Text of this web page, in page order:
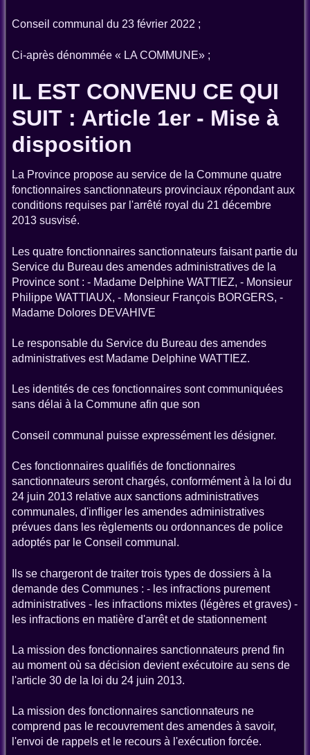
Conseil communal du 23 février 2022 ;
Ci-après dénommée « LA COMMUNE» ;
IL EST CONVENU CE QUI
SUIT : Article 1er - Mise à
disposition
La Province propose au service de la Commune quatre
fonctionnaires sanctionnateurs provinciaux répondant aux
conditions requises par l'arrêté royal du 21 décembre
2013 susvisé.
Les quatre fonctionnaires sanctionnateurs faisant partie du
Service du Bureau des amendes administratives de la
Province sont : - Madame Delphine WATTIEZ, - Monsieur
Philippe WATTIAUX, - Monsieur François BORGERS, -
Madame Dolores DEVAHIVE
Le responsable du Service du Bureau des amendes
administratives est Madame Delphine WATTIEZ.
Les identités de ces fonctionnaires sont communiquées
sans délai à la Commune afin que son
Conseil communal puisse expressément les désigner.
Ces fonctionnaires qualifiés de fonctionnaires
sanctionnateurs seront chargés, conformément à la loi du
24 juin 2013 relative aux sanctions administratives
communales, d'infliger les amendes administratives
prévues dans les règlements ou ordonnances de police
adoptés par le Conseil communal.
Ils se chargeront de traiter trois types de dossiers à la
demande des Communes : - les infractions purement
administratives - les infractions mixtes (légères et graves) -
les infractions en matière d'arrêt et de stationnement
La mission des fonctionnaires sanctionnateurs prend fin
au moment où sa décision devient exécutoire au sens de
l'article 30 de la loi du 24 juin 2013.
La mission des fonctionnaires sanctionnateurs ne
comprend pas le recouvrement des amendes à savoir,
l'envoi de rappels et le recours à l'exécution forcée.